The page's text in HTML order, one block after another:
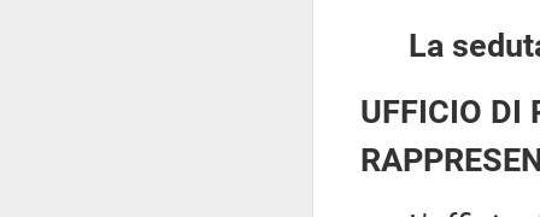
La
UFFICIO DI